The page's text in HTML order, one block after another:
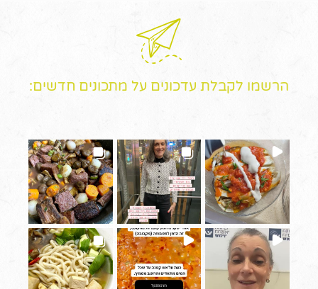
הרשמו לקבלת עדכונים על מתכונים חדשים: